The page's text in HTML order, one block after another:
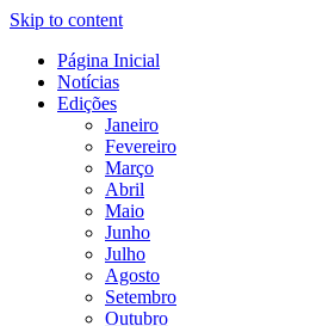
Skip to content
É Ribatejo –
Online
Revista Social Online
Página Inicial
Notícias
Edições
Janeiro
Fevereiro
Março
Abril
Maio
Junho
Julho
Agosto
Setembro
Outubro